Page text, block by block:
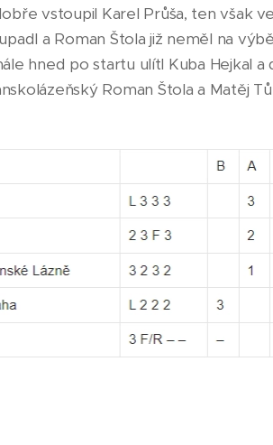
vstoupil Karel Průša, ten však
a Roman Štola již neměl na
hned po startu ulítl Kuba Hejkal
Roman Štola a Matěj